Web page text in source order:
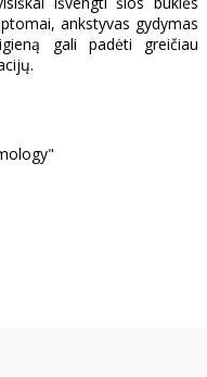
ankstyvas gydymas
gali padėti greičiau